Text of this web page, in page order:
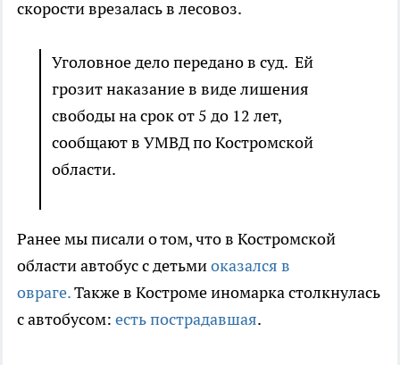
скорости врезалась в лесовоз.
Уголовное дело передано в суд. Ей
грозит наказание в виде лишения
свободы на срок от 5 до 12 лет,
сообщают в УМВД по Костромской
области.
Ранее мы писали о том, что в Костромской
области автобус с детьмиоказался в
овраге.Также в Костроме иномарка столкнулась
с автобусом: есть пострадавшая.